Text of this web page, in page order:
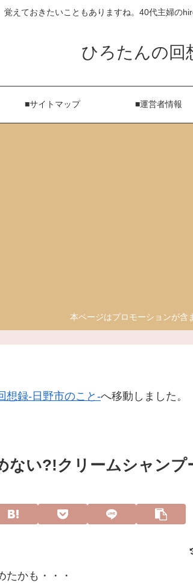
覚えておきたいこともありますね。40代主婦の
ひろたんの
■サイトマップ ■運営者情報
本ページはプロモーションが含
想録-日野市のこと-へ移動しました。
ない?!クリームシャンプ
たかも・・・